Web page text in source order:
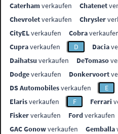
Caterhamverkaufen Chatenet
Chevroletverkaufen Chrysler
CityELverkaufen Cobra
Cupraverkaufen D Dacia
Daihatsu verkaufen DeTomaso
Dodgeverkaufen Donkervoort
DS Automobilesverkaufen E
Elarisverkaufen F Ferrari
Fiskerverkaufen Fordverkaufen
GAC Gonowverkaufen Gemballa